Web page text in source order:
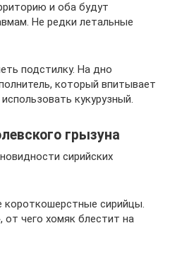
и оба будут
Не редки летальные
подстилку. На дно
который впитывает
кукурузный.
грызуна
сирийских
короткошерстные сирийцы.
от чего хомяк блестит на